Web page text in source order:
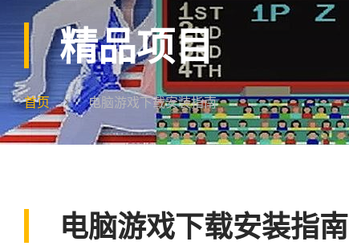
精品项目
首页 电脑游戏下载安装指南
电脑游戏下载安装指南